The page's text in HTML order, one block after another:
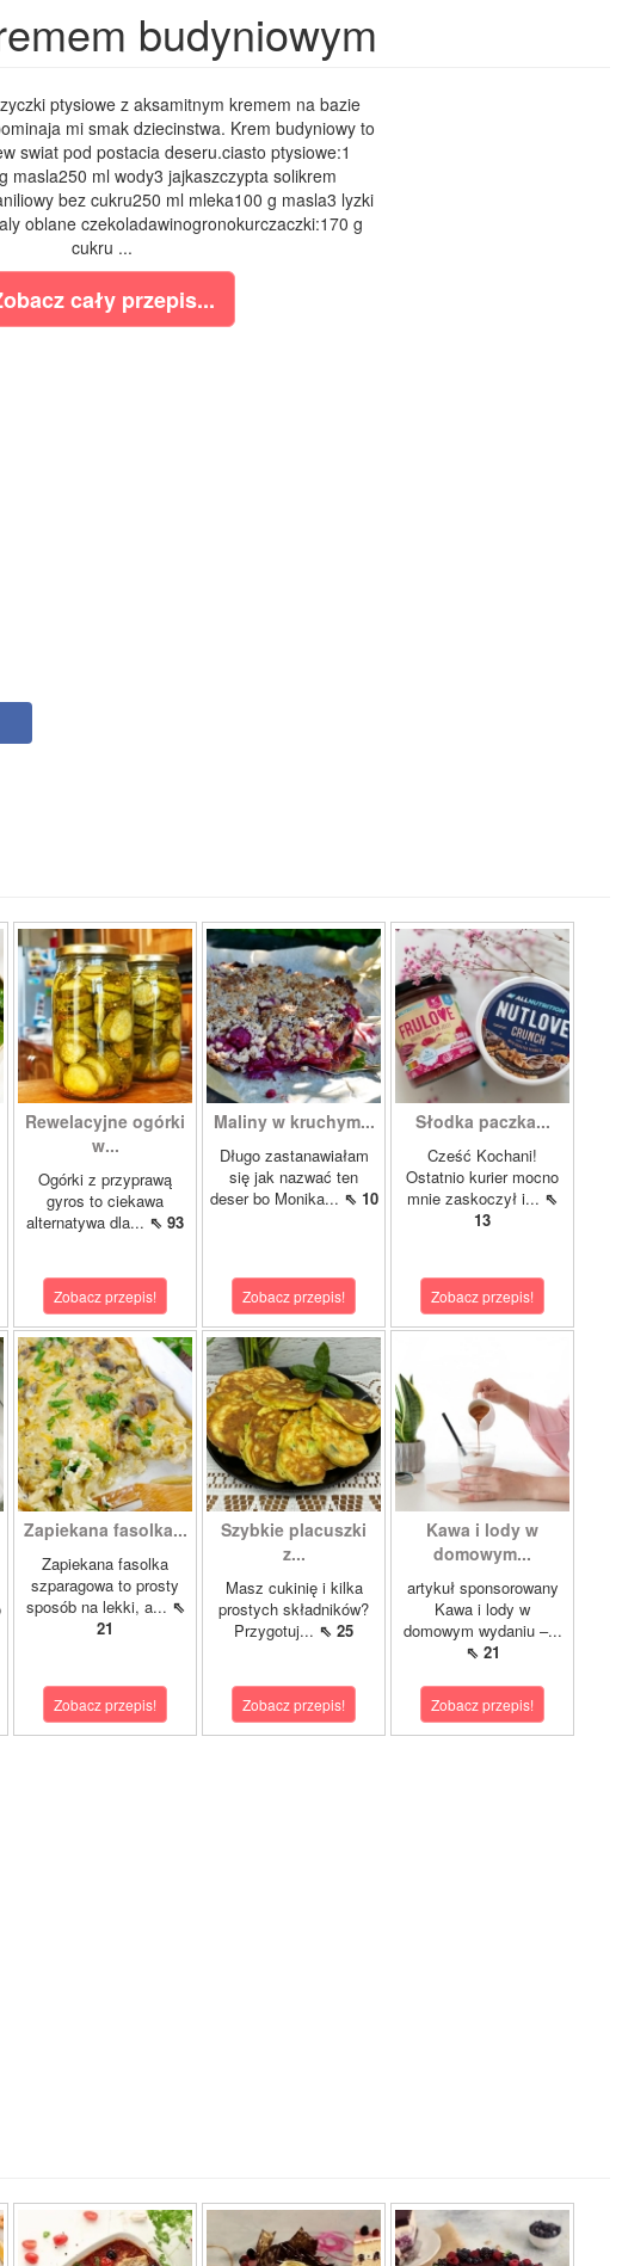
budyniowym
ptysiowe z aksamitnym kremem na bazie
mi smak dziecinstwa. Krem budyniowy to
swiat pod postacia deseru.ciasto ptysiowe:1
masla250 ml wody3 jajkaszczypta solikrem
bez cukru250 ml mleka100 g masla3 lyzki
oblane czekoladawinogronokurczaczki:170 g
cukru ...
cały przepis...
Rewelacyjne ogórki
w...
Ogórki z przyprawą
gyros to ciekawa
alternatywa dla... ⇖ 93
Zobacz przepis!
Maliny w kruchym...
Długo zastanawiałam
się jak nazwać ten
deser bo Monika... ⇖ 10
Zobacz przepis!
Słodka paczka...
Cześć Kochani!
Ostatnio kurier mocno
mnie zaskoczył i... ⇖
13
Zobacz przepis!
Zapiekana fasolka...
Zapiekana fasolka
szparagowa to prosty
sposób na lekki, a... ⇖
21
Zobacz przepis!
Szybkie placuszki
z...
Masz cukinię i kilka
prostych składników?
Przygotuj... ⇖ 25
Zobacz przepis!
Kawa i lody w
domowym...
artykuł sponsorowany
Kawa i lody w
domowym wydaniu –...
⇖ 21
Zobacz przepis!